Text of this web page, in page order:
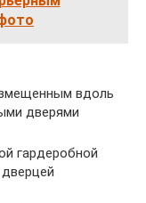
вдоль
дверями
гардеробной